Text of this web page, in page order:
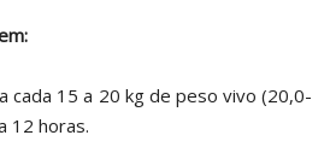
cada 15 a 20 kg de peso vivo (20,0-
12 horas.